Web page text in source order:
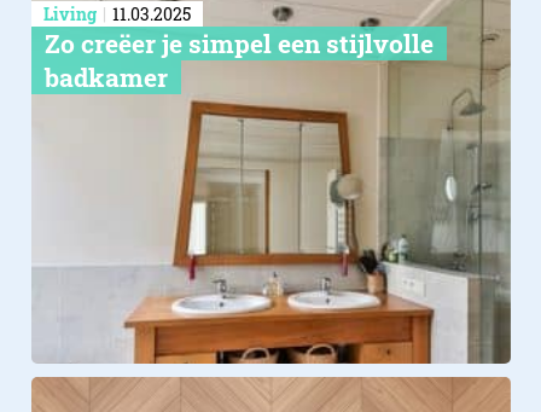
Living 11.03.2025
Zo creëer je simpel een stijlvolle
badkamer